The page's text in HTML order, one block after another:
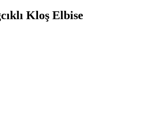
Kloş Elbise